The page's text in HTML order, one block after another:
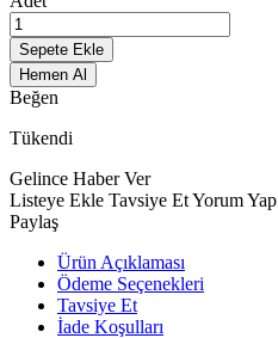
Sepete Ekle
Hemen Al
Beğen
Tükendi
Gelince Haber Ver
Listeye Ekle Tavsiye EtYorum Yap
Paylaş
Ürün Açıklaması
Ödeme Seçenekleri
Tavsiye Et
İade Koşulları